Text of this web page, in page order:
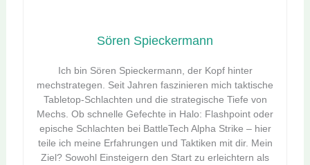
Sören Spieckermann
Ich bin Sören Spieckermann, der Kopf hinter
mechstrategen. Seit Jahren faszinieren mich taktische
Tabletop-Schlachten und die strategische Tiefe von
Mechs. Ob schnelle Gefechte in Halo: Flashpoint oder
epische Schlachten bei BattleTech Alpha Strike – hier
teile ich meine Erfahrungen und Taktiken mit dir. Mein
Ziel? Sowohl Einsteigern den Start zu erleichtern als